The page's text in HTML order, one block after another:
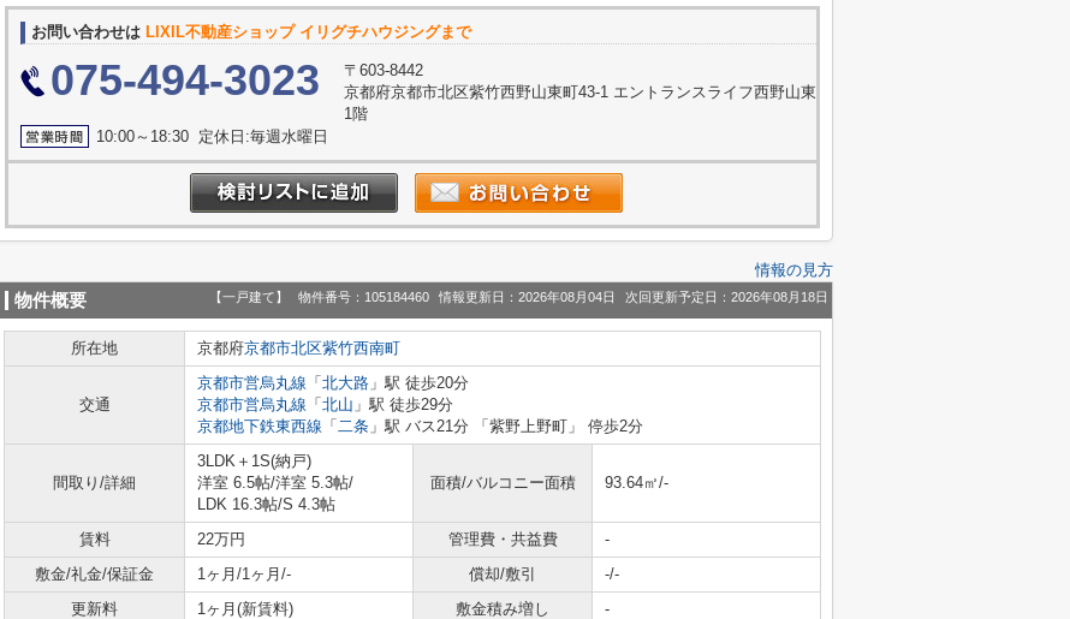
お問い合わせは LIXIL不動産ショップ イリグチハウジングまで
075-494-3023
〒603-8442
京都府京都市北区紫竹西野山東町43-1 エントランスライフ西野山東
1階
10:00～18:30 定休日:毎週水曜日
情報の見方
物件概要 【一戸建て】 物件番号：105184460 情報更新日：2026年08月04日 次回更新予定日：2026年08月18日
所在地 京都府京都市北区紫竹西南町
交通
京都市営烏丸線 「 北大路 」駅 徒歩20分
京都市営烏丸線 「 北山 」駅 徒歩29分
京都地下鉄東西線 「 二条 」駅 バス21分 「紫野上野町」 停歩2分
間取り/詳細
3LDK＋1S(納戸)
洋室 6.5帖/洋室 5.3帖/
LDK 16.3帖/S 4.3帖
面積/バルコニー面積 93.64㎡/-
賃料 22万円 管理費・共益費
-
敷金/礼金/保証金
1ヶ月/1ヶ月/- 償却/敷引
-/-
更新料
1ヶ月(新賃料) 敷金積み増し
-